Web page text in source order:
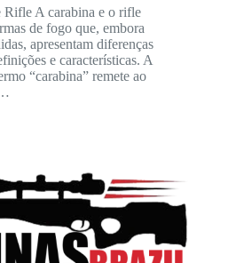
Rifle A carabina e o rifle
de fogo que, embora
apresentam diferenças
e características. A
“carabina” remete ao